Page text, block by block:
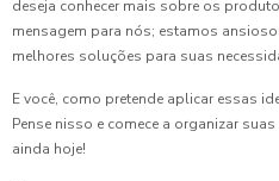
deseja conhecer mais sobre os
mensagem para nós; estamos
melhores soluções para suas
E você, como pretende aplicar essas
Pense nisso e comece a organizar
ainda hoje!